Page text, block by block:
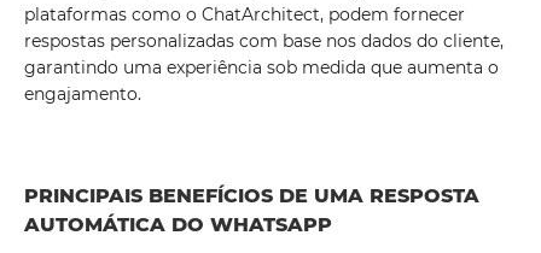
plataformas como o ChatArchitect, podem fornecer
respostas personalizadas com base nos dados do cliente,
garantindo uma experiência sob medida que aumenta o
engajamento.
PRINCIPAIS BENEFÍCIOS DE UMA RESPOSTA
AUTOMÁTICA DO WHATSAPP